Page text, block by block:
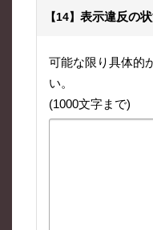
【14】 表示違反の
可能な限り具体的
い。
(1000文字まで)